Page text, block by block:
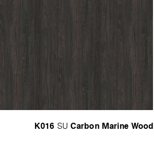
K016 SU Carbon Marine Wood